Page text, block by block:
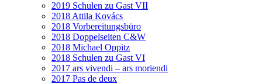
2019 Schulen zu Gast VII
2018 Attila Kovács
2018 Vorbereitungsbüro
2018 Doppelseiten C&W
2018 Michael Oppitz
2018 Schulen zu Gast VI
2017 ars vivendi – ars moriendi
2017 Pas de deux